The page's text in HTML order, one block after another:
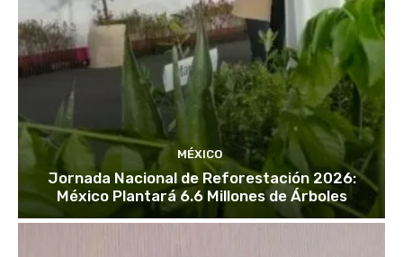
MÉXICO
Jornada Nacional de Reforestación 2026:
México Plantará 6.6 Millones de Árboles